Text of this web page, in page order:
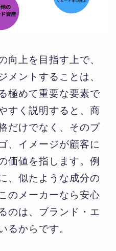
向上を目指す上で、
メントすることは、
極めて重要な要素で
すく説明すると、商
だけでなく、そのブ
、イメージが顧客に
価値を指します。例
、似たような成分の
のメーカーなら安心
のは、ブランド・エ
るからです。